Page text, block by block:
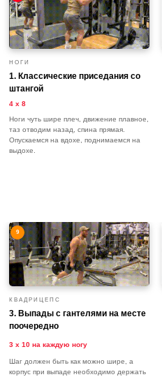
1. Классические приседания со
штангой
4 х 8
НОГИ
Ноги чуть шире плеч, движение плавное,
таз отводим назад, спина прямая.
Опускаемся на вдохе, поднимаемся на
выдохе.
3. Выпады с гантелями на месте
поочередно
Шаг должен быть как можно шире, а
корпус при выпаде необходимо держать
3 х 10 на каждую ногу
КВАДРИЦЕПС
9